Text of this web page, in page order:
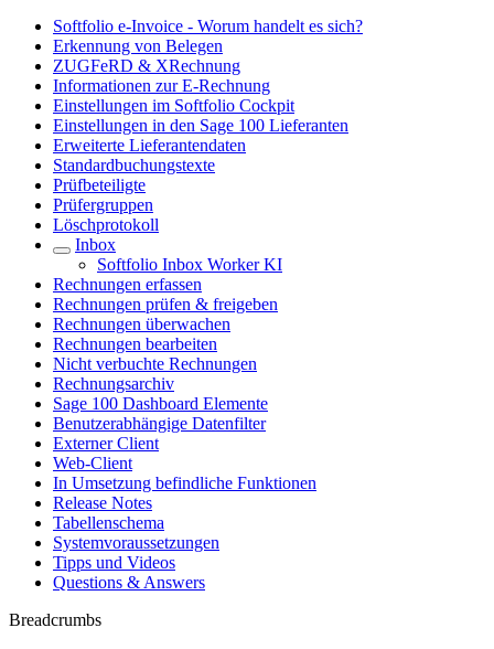
Softfolio e-Invoice - Worum handelt es sich?
Erkennung von Belegen
ZUGFeRD & XRechnung
Informationen zur E-Rechnung
Einstellungen im Softfolio Cockpit
Einstellungen in den Sage 100 Lieferanten
Erweiterte Lieferantendaten
Standardbuchungstexte
Prüfbeteiligte
Prüfergruppen
Löschprotokoll
Inbox
Softfolio Inbox Worker KI
Rechnungen erfassen
Rechnungen prüfen & freigeben
Rechnungen überwachen
Rechnungen bearbeiten
Nicht verbuchte Rechnungen
Rechnungsarchiv
Sage 100 Dashboard Elemente
Benutzerabhängige Datenfilter
Externer Client
Web-Client
In Umsetzung befindliche Funktionen
Release Notes
Tabellenschema
Systemvoraussetzungen
Tipps und Videos
Questions & Answers
Breadcrumbs